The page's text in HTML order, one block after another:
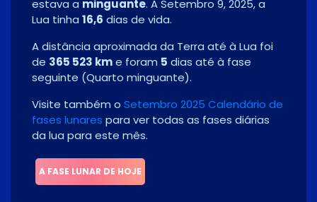
estava a minguante. ASetembro 9, 2025, a
Lua tinha 16,6 dias de vida.
A distância aproximada da Terra até à Lua foi
de 365 523 kme foram 5 dias até à fase
seguinte (Quarto minguante).
Visite também o Setembro 2025 Calendário de
fases lunares para ver todas as fases diárias
da lua para este mês.
A FASE LUNAR DE HOJE